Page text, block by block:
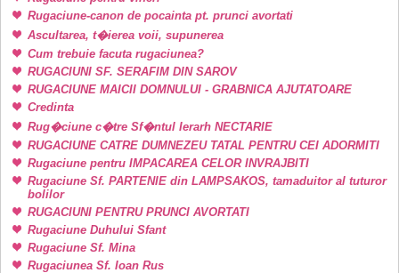
Rugaciune-canon de pocainta pt. prunci avortati
Ascultarea, t�ierea voii, supunerea
Cum trebuie facuta rugaciunea?
RUGACIUNI SF. SERAFIM DIN SAROV
RUGACIUNE MAICII DOMNULUI - GRABNICA AJUTATOARE
Credinta
Rug�ciune c�tre Sf�ntul Ierarh NECTARIE
RUGACIUNE CATRE DUMNEZEU TATAL PENTRU CEI ADORMITI
Rugaciune pentru IMPACAREA CELOR INVRAJBITI
Rugaciune Sf. PARTENIE din LAMPSAKOS, tamaduitor al tuturor
bolilor
RUGACIUNI PENTRU PRUNCI AVORTATI
Rugaciune Duhului Sfant
Rugaciune Sf. Mina
Rugaciunea Sf. Ioan Rus